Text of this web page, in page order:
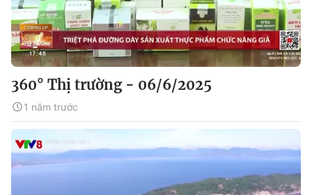
360° Thị trường - 06/6/2025
1 năm trước